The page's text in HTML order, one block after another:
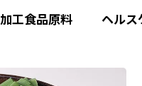
加工食品原料 ヘル